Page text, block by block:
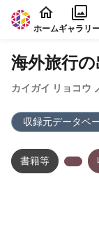
本文に飛ぶ
ホームギャラリ
海外旅行
カイガイ リョコウ
収録元データベ
書籍等